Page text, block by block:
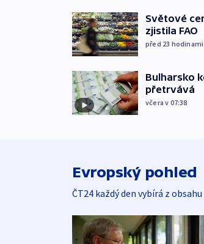
Světové
zjistila FAO
před 23 hodinami
Bulharsko
přetrvává
včera v 07:38
Evropský pohled
ČT24 každý den vybírá z